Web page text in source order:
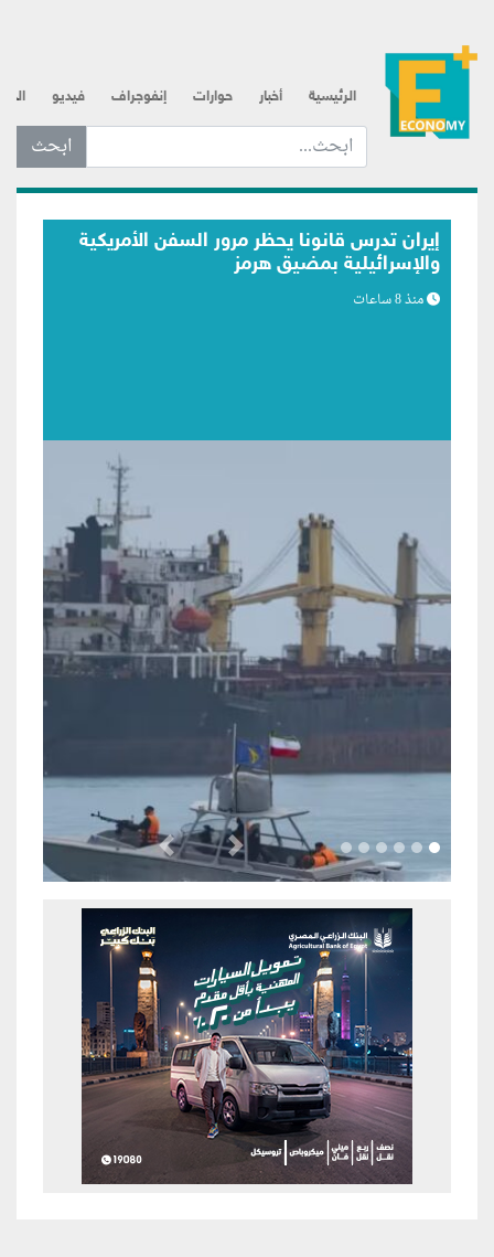
الرئيسية أخبار حوارات إنفوجراف فيديو
ابحث عن... :
بلومبرج: اتصالات متكررة لترامب مع رئيس
الفيدرالي تعكس مساعي لبسط النفوذ
منذ 8 ساعات
Previous Next